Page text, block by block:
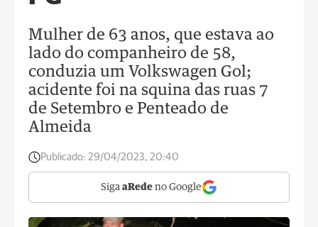
Mulher de 63 anos, que estava ao
lado do companheiro de 58,
conduzia um Volkswagen Gol;
acidente foi na squina das ruas 7
de Setembro e Penteado de
Almeida
Publicado: 29/04/2023, 20:40
Siga aRede no Google